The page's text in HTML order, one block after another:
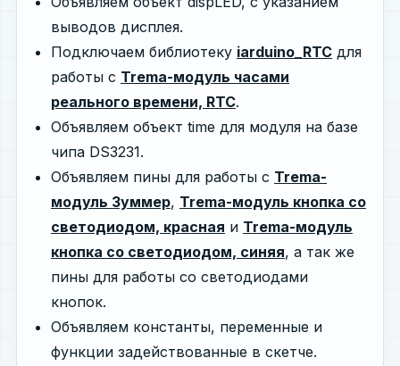
выводов дисплея.
Подключаем библиотеку iarduino_RTC для
работы с Trema-модуль часами
реального времени, RTC.
Объявляем объект time для модуля на базе
чипа DS3231.
Объявляем пины для работы с Trema-
модуль Зуммер, Trema-модуль кнопка со
светодиодом, красная и Trema-модуль
кнопка со светодиодом, синяя, а так же
пины для работы со светодиодами
кнопок.
Объявляем константы, переменные и
функции задействованные в скетче.